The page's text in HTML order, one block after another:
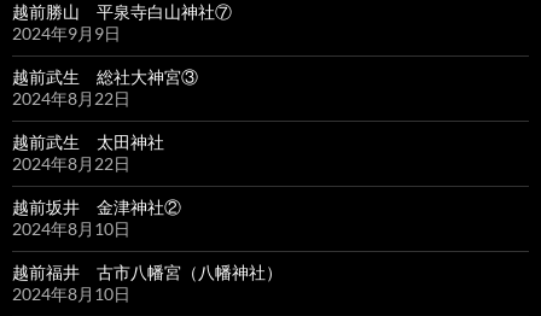
越前勝山 平泉寺白山神社⑦
2024年9月9日
越前武生 総社大神宮③
2024年8月22日
越前武生 太田神社
2024年8月22日
越前坂井 金津神社②
2024年8月10日
越前福井 古市八幡宮（八幡神社）
2024年8月10日